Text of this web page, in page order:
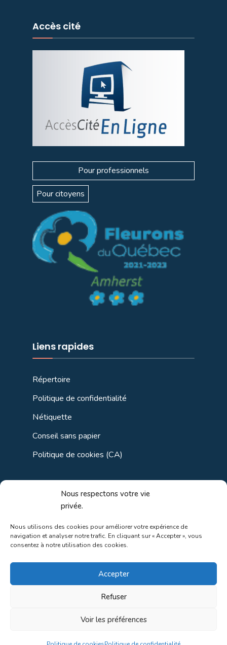
Nous respectons votre vie
privée.
Nous utilisons des cookies pour améliorer votre expérience de
navigation et analyser notre trafic. En cliquant sur « Accepter », vous
consentez à notre utilisation des cookies.
Accepter
Refuser
Voir les préférences
Accès cité
Pour professionnels
Pour citoyens
Liens rapides
Répertoire
Politique de confidentialité
Nétiquette
Conseil sans papier
Politique de cookies (CA)
Liens utiles
Liens régionaux
Liens gouvernements
Liens touristiques
Au coeur de la nature!